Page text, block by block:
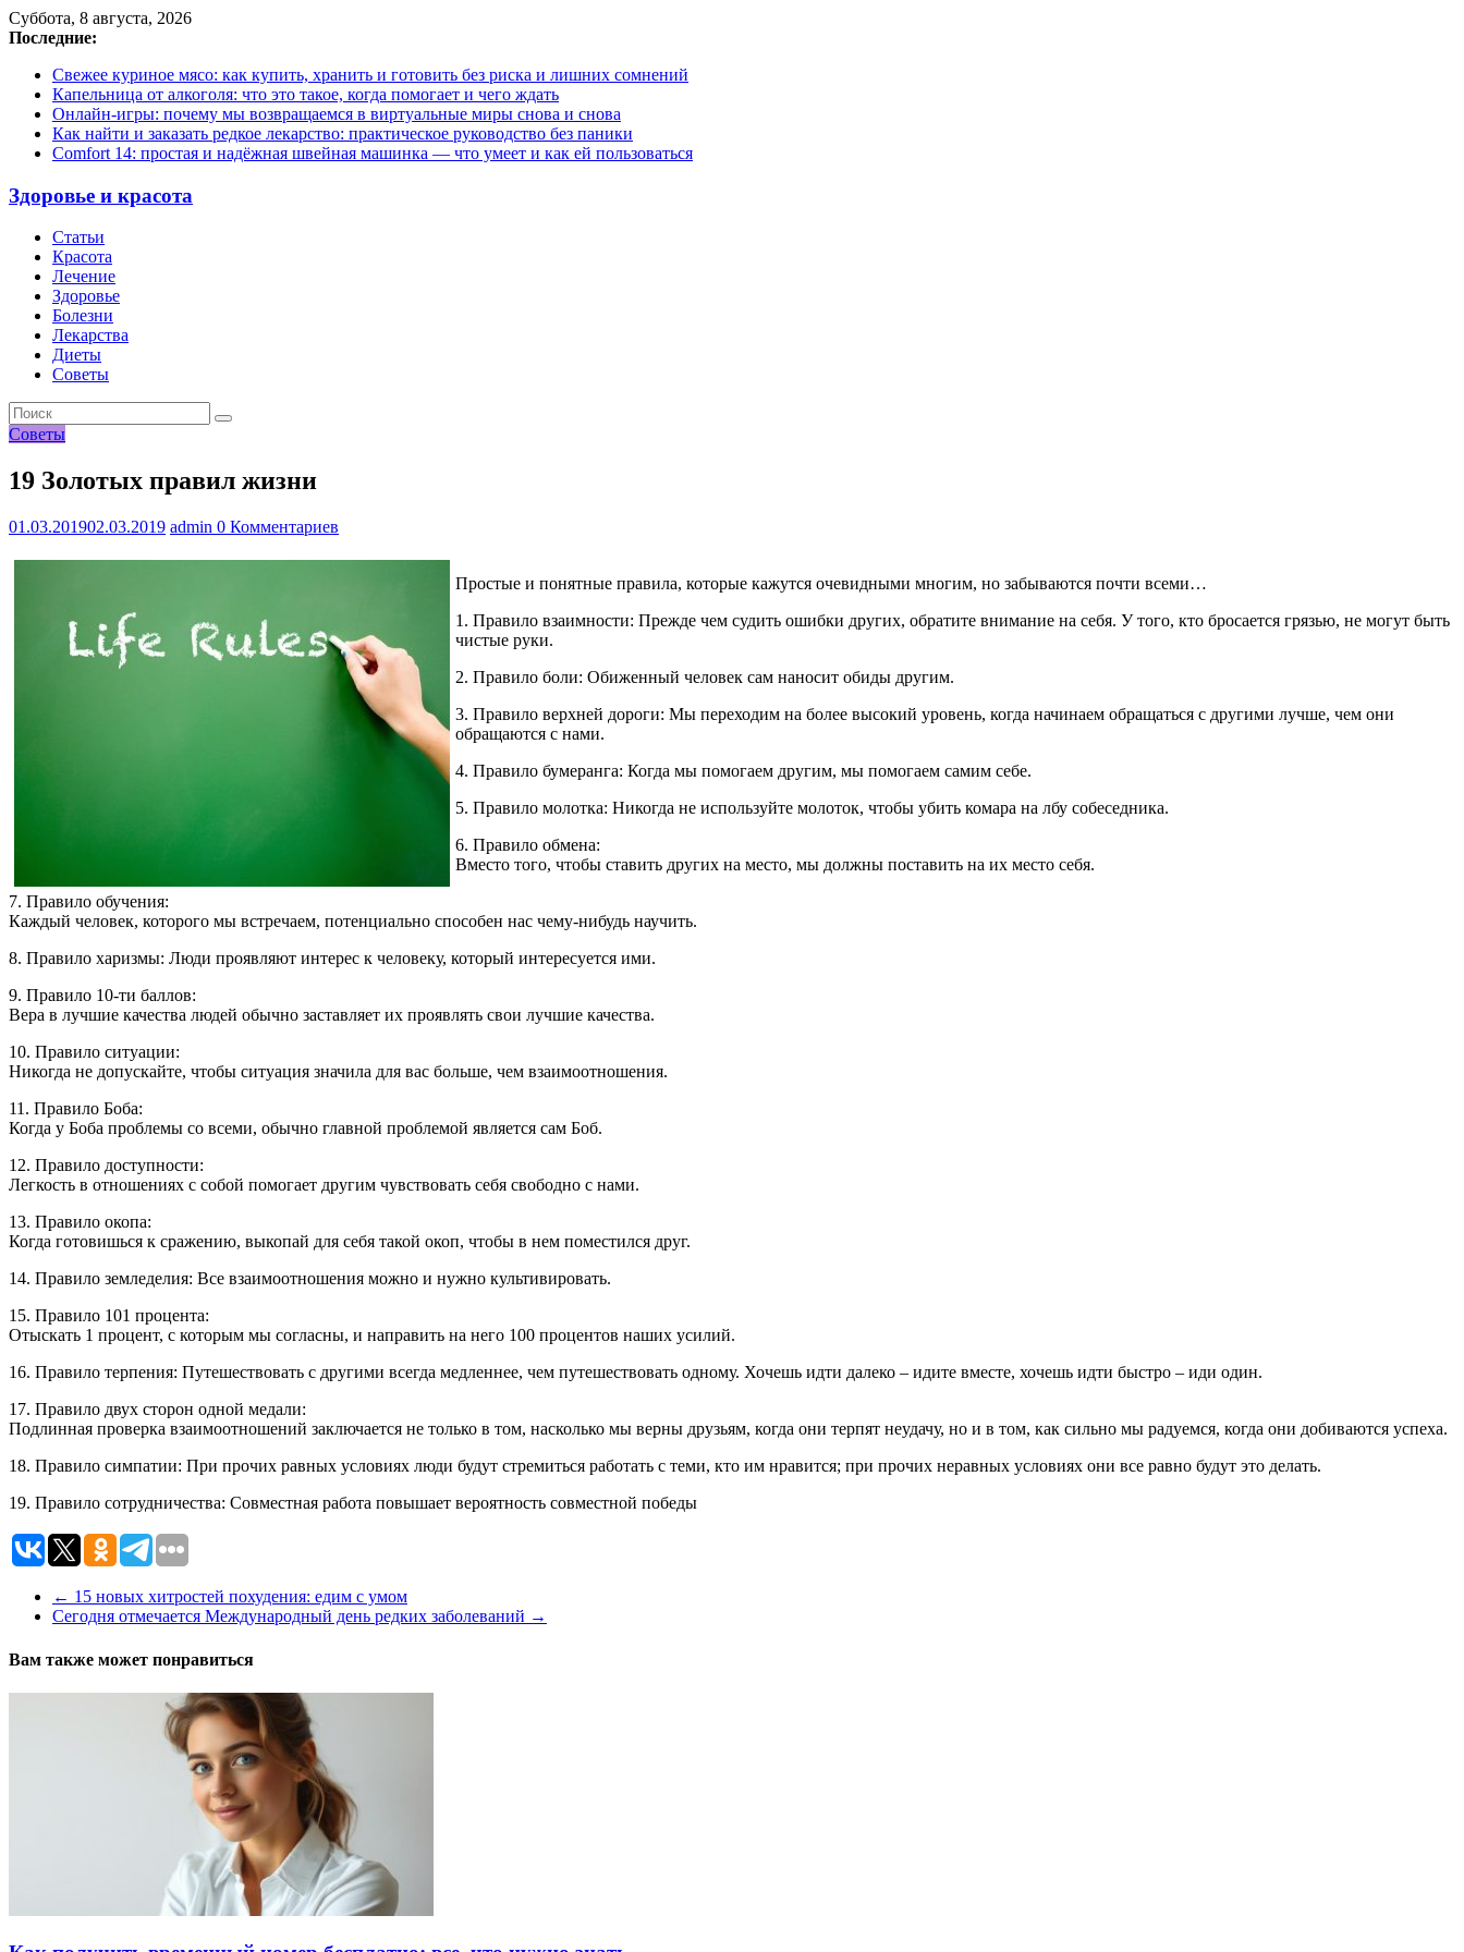
Суббота, 8 августа, 2026
Последние:
Свежее куриное мясо: как купить, хранить и готовить без риска и лишних сомнений
Капельница от алкоголя: что это такое, когда помогает и чего ждать
Онлайн-игры: почему мы возвращаемся в виртуальные миры снова и снова
Как найти и заказать редкое лекарство: практическое руководство без паники
Comfort 14: простая и надёжная швейная машинка — что умеет и как ей пользоваться
Здоровье и красота
Статьи
Красота
Лечение
Здоровье
Болезни
Лекарства
Диеты
Советы
Советы
19 Золотых правил жизни
01.03.201902.03.2019 admin 0 Комментариев
Простые и понятные правила, которые кажутся очевидными многим, но забываются почти всеми…
1. Правило взаимности: Прежде чем судить ошибки других, обратите внимание на себя. У того, кто бросается грязью, не могут быть
чистые руки.
2. Правило боли: Обиженный человек сам наносит обиды другим.
3. Правило верхней дороги: Мы переходим на более высокий уровень, когда начинаем обращаться с другими лучше, чем они
обращаются с нами.
4. Правило бумеранга: Когда мы помогаем другим, мы помогаем самим себе.
5. Правило молотка: Никогда не используйте молоток, чтобы убить комара на лбу собеседника.
6. Правило обмена:
Вместо того, чтобы ставить других на место, мы должны поставить на их место себя.
7. Правило обучения:
Каждый человек, которого мы встречаем, потенциально способен нас чему-нибудь научить.
8. Правило харизмы: Люди проявляют интерес к человеку, который интересуется ими.
9. Правило 10-ти баллов:
Вера в лучшие качества людей обычно заставляет их проявлять свои лучшие качества.
10. Правило ситуации:
Никогда не допускайте, чтобы ситуация значила для вас больше, чем взаимоотношения.
11. Правило Боба:
Когда у Боба проблемы со всеми, обычно главной проблемой является сам Боб.
12. Правило доступности:
Легкость в отношениях с собой помогает другим чувствовать себя свободно с нами.
13. Правило окопа:
Когда готовишься к сражению, выкопай для себя такой окоп, чтобы в нем поместился друг.
14. Правило земледелия: Все взаимоотношения можно и нужно культивировать.
15. Правило 101 процента:
Отыскать 1 процент, с которым мы согласны, и направить на него 100 процентов наших усилий.
16. Правило терпения: Путешествовать с другими всегда медленнее, чем путешествовать одному. Хочешь идти далеко – идите вместе, хочешь идти быстро – иди один.
17. Правило двух сторон одной медали:
Подлинная проверка взаимоотношений заключается не только в том, насколько мы верны друзьям, когда они терпят неудачу, но и в том, как сильно мы радуемся, когда они добиваются успеха.
18. Правило симпатии: При прочих равных условиях люди будут стремиться работать с теми, кто им нравится; при прочих неравных условиях они все равно будут это делать.
19. Правило сотрудничества: Совместная работа повышает вероятность совместной победы
← 15 новых хитростей похудения: едим с умом
Сегодня отмечается Международный день редких заболеваний →
Вам также может понравиться